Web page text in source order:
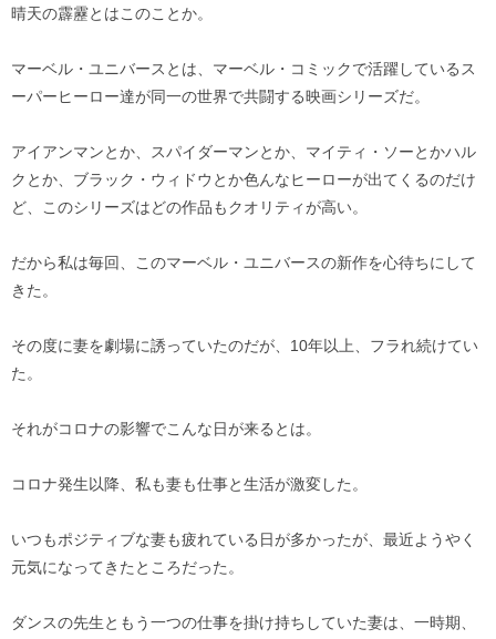
晴天の霹靂とはこのことか。
マーベル・ユニバースとは、マーベル・コミックで活躍しているス
ーパーヒーロー達が同一の世界で共闘する映画シリーズだ。
アイアンマンとか、スパイダーマンとか、マイティ・ソーとかハル
クとか、ブラック・ウィドウとか色んなヒーローが出てくるのだけ
ど、このシリーズはどの作品もクオリティが高い。
だから私は毎回、このマーベル・ユニバースの新作を心待ちにして
きた。
その度に妻を劇場に誘っていたのだが、10年以上、フラれ続けてい
た。
それがコロナの影響でこんな日が来るとは。
コロナ発生以降、私も妻も仕事と生活が激変した。
いつもポジティブな妻も疲れている日が多かったが、最近ようやく
元気になってきたところだった。
ダンスの先生ともう一つの仕事を掛け持ちしていた妻は、一時期、